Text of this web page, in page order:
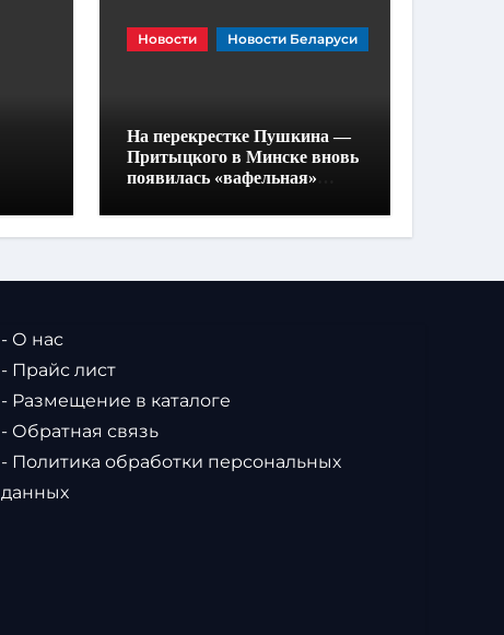
Новости Новости Беларуси
На перекрестке Пушкина —
Притыцкого в Минске вновь
появилась «вафельная»
- О нас
- Прайс лист
- Размещение в каталоге
- Обратная связь
- Политика обработки персональных
данных